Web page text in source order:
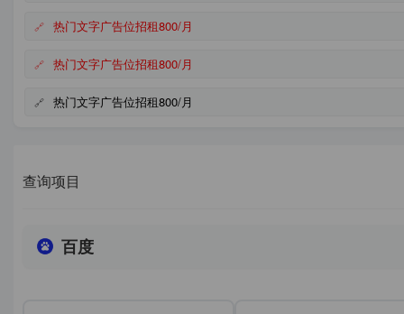
热门文字广告位招租800/月
热门文字广告位招租800/月
热门文字广告位招租800/月
查询项目
百度